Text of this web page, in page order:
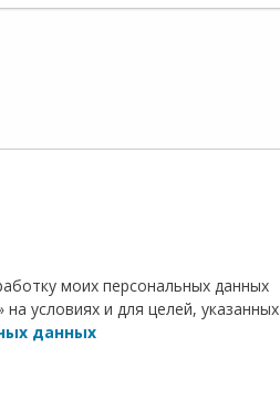
моих персональных данных
условиях и для целей, указанных
данных